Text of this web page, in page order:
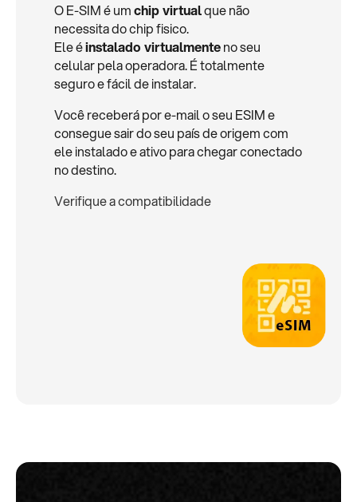
O E-SIM é umchip virtualque não
necessita do chip fisico.
Ele éinstalado virtualmenteno seu
celular pela operadora. É totalmente
seguro e fácil de instalar.
Você receberá por e-mail o seu ESIM e
consegue sair do seu país de origem com
ele instalado e ativo para chegar conectado
no destino.
Verifique a compatibilidade